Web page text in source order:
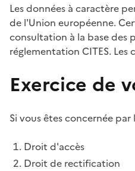
Les données à caractère
de l'Union européenne.
consultation à la base des
réglementation CITES.
Exercice de
Si vous êtes concernée
Droit d'accès
Droit de rectification